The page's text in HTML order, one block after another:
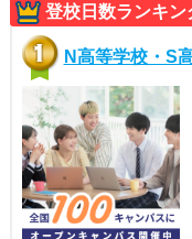
登校日数ランキン
N高等学校・S